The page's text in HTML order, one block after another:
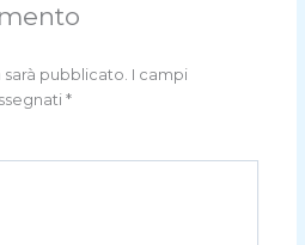
sarà pubblicato. I campi
*